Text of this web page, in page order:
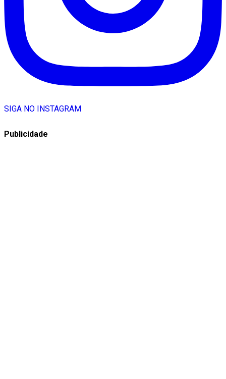
SIGA NO INSTAGRAM
Publicidade